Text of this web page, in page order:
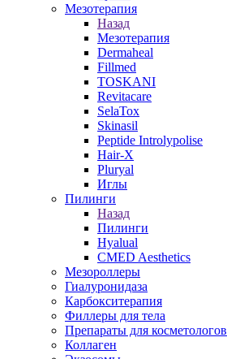
Мезотерапия
Назад
Мезотерапия
Dermaheal
Fillmed
TOSKANI
Revitacare
SelaTox
Skinasil
Peptide Introlypolise
Hair-X
Pluryal
Иглы
Пилинги
Назад
Пилинги
Hyalual
CMED Aesthetics
Мезороллеры
Гиалуронидаза
Карбокситерапия
Филлеры для тела
Препараты для косметологов
Коллаген